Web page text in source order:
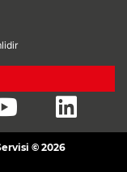
© 2026